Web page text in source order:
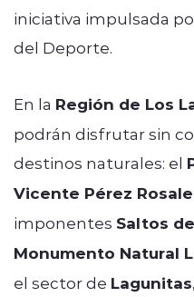
iniciativa impulsada
del Deporte.
En la Región de Los
podrán disfrutar sin
destinos naturales: el
Vicente Pérez
imponentes Saltos
Monumento Natural
el sector de Lagunitas